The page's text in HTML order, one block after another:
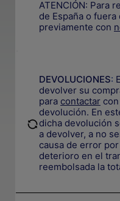
ATENCIÓN: Para
de España o
previamente con
DEVOLUCIONES:
devolver su
para contactar
devolución. En
dicha devolución
a devolver, a no
causa de error
deterioro en el
reembolsada la